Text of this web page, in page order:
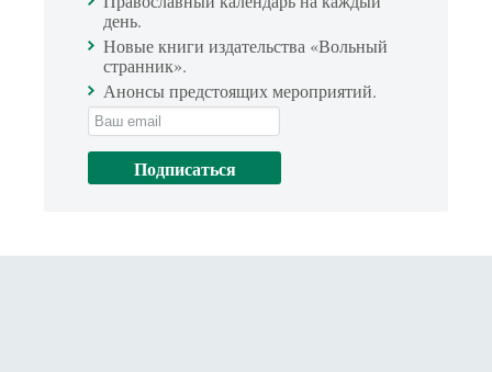
день.
Новые книги издательства «Вольный
странник».
Анонсы предстоящих мероприятий.